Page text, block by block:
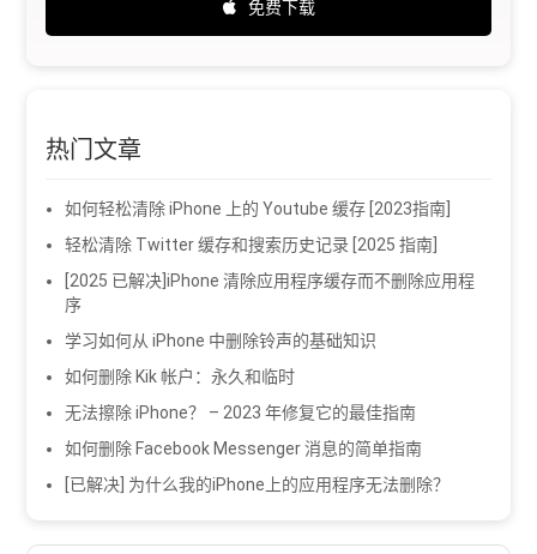
免费下载
热门文章
如何轻松清除 iPhone 上的 Youtube 缓存 [2023指南]
轻松清除 Twitter 缓存和搜索历史记录 [2025 指南]
[2025 已解决]iPhone 清除应用程序缓存而不删除应用程
序
学习如何从 iPhone 中删除铃声的基础知识
如何删除 Kik 帐户：永久和临时
无法擦除 iPhone？ – 2023 年修复它的最佳指南
如何删除 Facebook Messenger 消息的简单指南
[已解决] 为什么我的iPhone上的应用程序无法删除？